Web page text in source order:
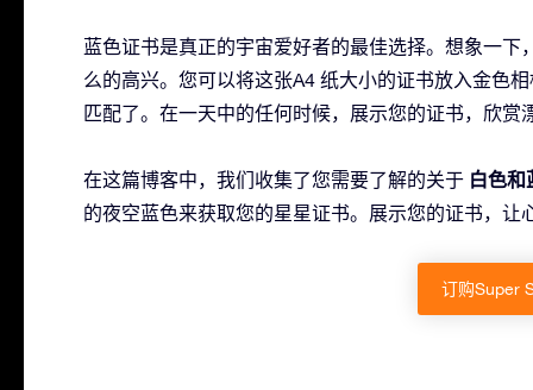
蓝色证书是真正的宇宙爱好者的最佳选择。想象一
么的高兴。您可以将这张A4 纸大小的证书放入金色
匹配了。在一天中的任何时候，展示您的证书，欣
在这篇博客中，我们收集了您需要了解的关于 白色和
的夜空蓝色来获取您的星星证书。展示您的证书，让
订购Super